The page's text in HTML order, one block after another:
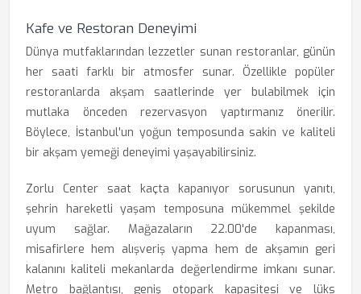
Kafe ve Restoran Deneyimi
Dünya mutfaklarından lezzetler sunan restoranlar, günün
her saati farklı bir atmosfer sunar. Özellikle popüler
restoranlarda akşam saatlerinde yer bulabilmek için
mutlaka önceden rezervasyon yaptırmanız önerilir.
Böylece, İstanbul'un yoğun temposunda sakin ve kaliteli
bir akşam yemeği deneyimi yaşayabilirsiniz.
Zorlu Center saat kaçta kapanıyor sorusunun yanıtı,
şehrin hareketli yaşam temposuna mükemmel şekilde
uyum sağlar. Mağazaların 22.00'de kapanması,
misafirlere hem alışveriş yapma hem de akşamın geri
kalanını kaliteli mekanlarda değerlendirme imkanı sunar.
Metro bağlantısı, geniş otopark kapasitesi ve lüks